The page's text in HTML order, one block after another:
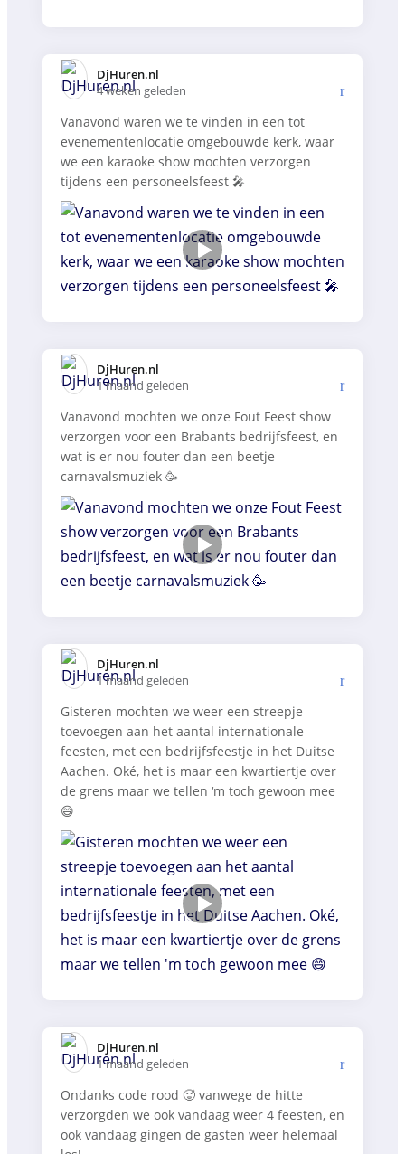
DjHuren.nl️
4 weken geleden
Vanavond waren we te vinden in een tot
evenementenlocatie omgebouwde kerk, waar
we een karaoke show mochten verzorgen
tijdens een personeelsfeest 🎤
DjHuren.nl️
1 maand geleden
Vanavond mochten we onze Fout Feest show
verzorgen voor een Brabants bedrijfsfeest, en
wat is er nou fouter dan een beetje
carnavalsmuziek 🥳
DjHuren.nl️
1 maand geleden
Gisteren mochten we weer een streepje
toevoegen aan het aantal internationale
feesten, met een bedrijfsfeestje in het Duitse
Aachen. Oké, het is maar een kwartiertje over
de grens maar we tellen ‘m toch gewoon mee
😄
DjHuren.nl️
1 maand geleden
Ondanks code rood 🥵 vanwege de hitte
verzorgden we ook vandaag weer 4 feesten, en
ook vandaag gingen de gasten weer helemaal